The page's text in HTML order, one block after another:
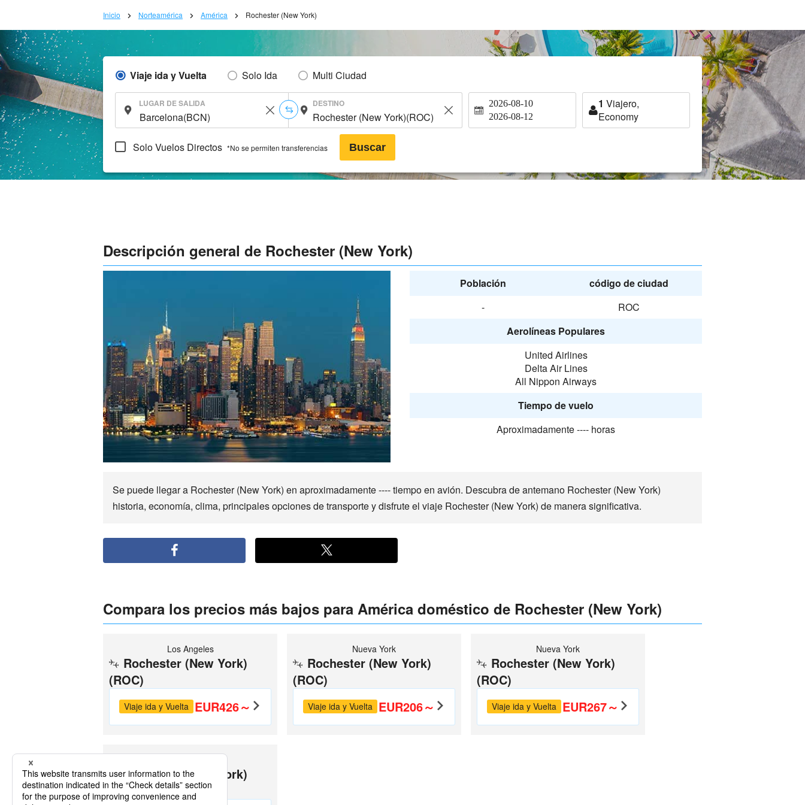
Inicio Norteamérica América Rochester (New York)
Viaje ida y Vuelta Solo Ida Multi Ciudad
LUGAR DE SALIDA DESTINO 2026-08-10
2026-08-12
1 Viajero,
Economy
Solo Vuelos Directos *No se permiten transferencias Buscar
Descripción general de Rochester (New York)
Población
código de ciudad
-
ROC
Aerolíneas Populares
United Airlines
Delta Air Lines
All Nippon Airways
Tiempo de vuelo
Aproximadamente ---- horas
Se puede llegar a Rochester (New York) en aproximadamente ---- tiempo en avión. Descubra de antemano Rochester (New York)
historia, economía, clima, principales opciones de transporte y disfrute el viaje Rochester (New York) de manera significativa.
Compara los precios más bajos para América doméstico de Rochester (New York)
Los Angeles
Rochester (New York)
(ROC)
Viaje ida y Vuelta EUR426～
Nueva York
Rochester (New York)
(ROC)
Viaje ida y Vuelta EUR206～
Nueva York
Rochester (New York)
(ROC)
Viaje ida y Vuelta EUR267～
Rochester (New York)
(ROC)